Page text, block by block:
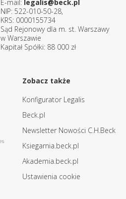
E-mail: legalis@beck.pl
NIP: 522-010-50-28,
KRS: 0000155734
Sąd Rejonowy dla m. st. Warszawy
w Warszawie
Kapitał Spółki: 88 000 zł
Zobacz także
Konfigurator Legalis
Beck.pl
Newsletter Nowości C.H.Beck
Ksiegarnia.beck.pl
Akademia.beck.pl
Ustawienia cookie